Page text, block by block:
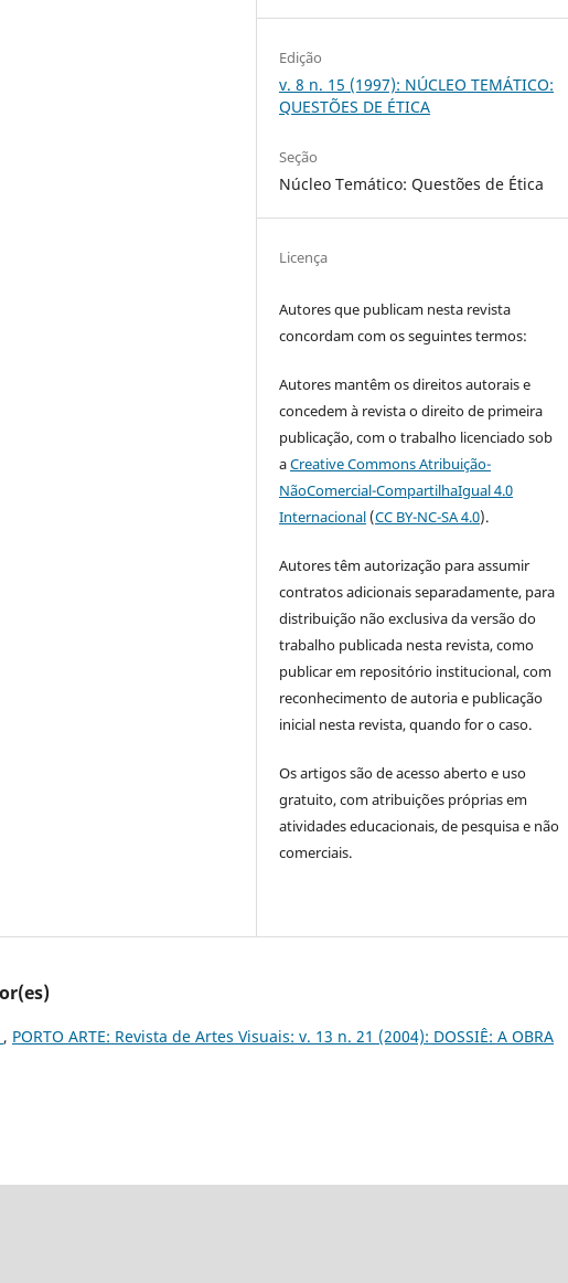
Edição
v. 8 n. 15 (1997): NÚCLEO TEMÁTICO:
QUESTÕES DE ÉTICA
Seção
Núcleo Temático: Questões de Ética
Licença
Autores que publicam nesta revista
concordam com os seguintes termos:
Autores mantêm os direitos autorais e
concedem à revista o direito de primeira
publicação, com o trabalho licenciado sob
aCreative Commons Atribuição-
NãoComercial-CompartilhaIgual 4.0
Internacional (CC BY-NC-SA 4.0).
Autores têm autorização para assumir
contratos adicionais separadamente, para
distribuição não exclusiva da versão do
trabalho publicada nesta revista, como
publicar em repositório institucional, com
reconhecimento de autoria e publicação
inicial nesta revista, quando for o caso.
Os artigos são de acesso aberto e uso
gratuito, com atribuições próprias em
atividades educacionais, de pesquisa e não
comerciais.
, PORTO ARTE: Revista de Artes Visuais: v. 13 n. 21 (2004): DOSSIÊ: A OBRA